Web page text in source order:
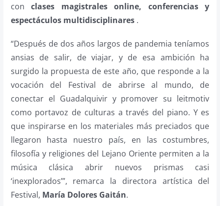
conclases magistrales online, conferencias y
espectáculos multidisciplinares.
“Después de dos años largos de pandemia teníamos
ansias de salir, de viajar, y de esa ambición ha
surgido la propuesta de este año, que responde a la
vocación del Festival de abrirse al mundo, de
conectar el Guadalquivir y promover su leitmotiv
como portavoz de culturas a través del piano. Y es
que inspirarse en los materiales más preciados que
llegaron hasta nuestro país, en las costumbres,
filosofía y religiones del Lejano Oriente permiten a la
música clásica abrir nuevos prismas casi
‘inexplorados’”, remarca la directora artística del
Festival, María Dolores Gaitán.